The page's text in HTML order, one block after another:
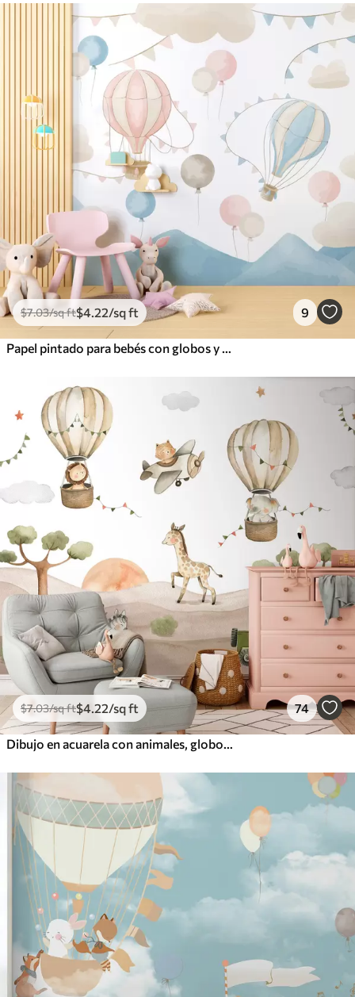
$7.03/sq ft$4.22/sq ft 9
Papel pintado para bebés con globos y nubes
$7.03/sq ft$4.22/sq ft 74
Dibujo en acuarela con animales, globos, avión y coche